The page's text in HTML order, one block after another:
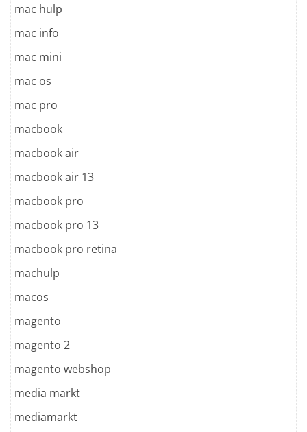
mac hulp
mac info
mac mini
mac os
mac pro
macbook
macbook air
macbook air 13
macbook pro
macbook pro 13
macbook pro retina
machulp
macos
magento
magento 2
magento webshop
media markt
mediamarkt